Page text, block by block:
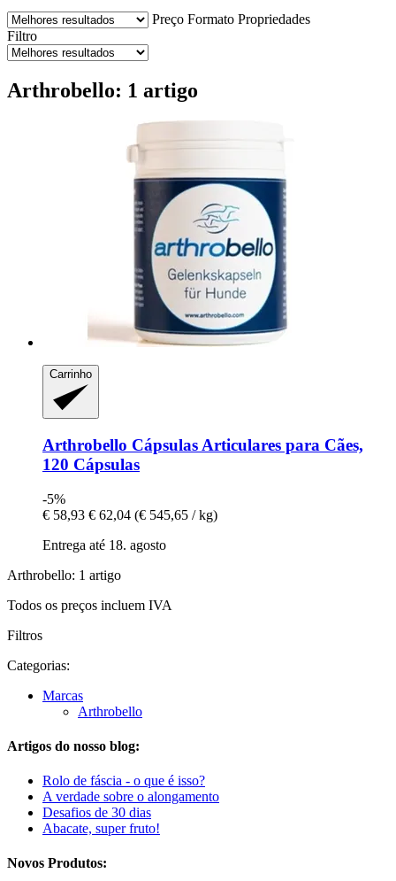
Preço Formato Propriedades
Filtro
Arthrobello: 1 artigo
Carrinho
Arthrobello Cápsulas Articulares para Cães,
120 Cápsulas
-5%
€ 58,93 € 62,04 (€ 545,65 / kg)
Entrega até 18. agosto
Arthrobello: 1 artigo
Todos os preços incluem IVA
Filtros
Categorias:
Marcas
Arthrobello
Artigos do nosso blog:
Rolo de fáscia - o que é isso?
A verdade sobre o alongamento
Desafios de 30 dias
Abacate, super fruto!
Novos Produtos: